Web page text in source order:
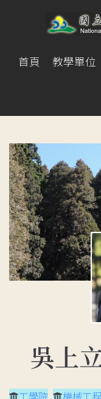
首頁 教學單位
吳上
工學院 機械工